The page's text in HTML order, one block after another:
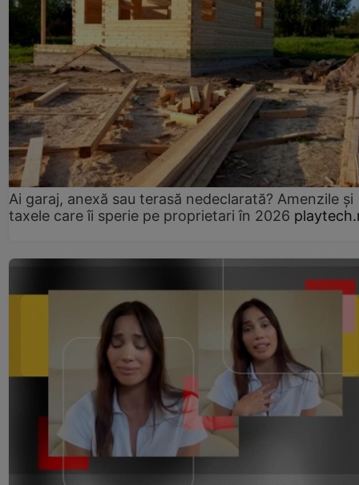
Ai garaj, anexă sau terasă nedeclarată? Amenzile și
taxele care îi sperie pe proprietari în 2026